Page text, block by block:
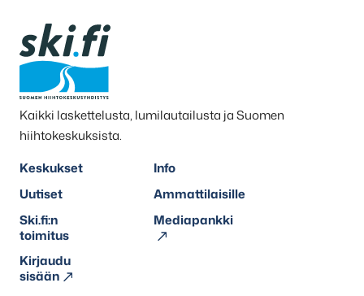
Kaikki laskettelusta, lumilautailusta ja Suomen
hiihtokeskuksista.
Keskukset
Info
Uutiset
Ammattilaisille
Ski.fi:n
toimitus
Mediapankki
Kirjaudu
sisään